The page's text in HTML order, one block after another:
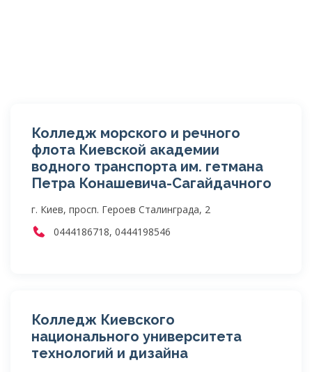
Колледж морского и речного
флота Киевской академии
водного транспорта им. гетмана
Петра Конашевича-Сагайдачного
г. Киев, просп. Героев Сталинграда, 2
0444186718, 0444198546
Колледж Киевского
национального университета
технологий и дизайна